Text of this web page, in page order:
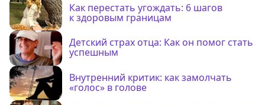
Как перестать угождать: 6 шагов
к здоровым границам
Детский страх отца: Как он помог стать
успешным
Внутренний критик: как замолчать
«голос» в голове